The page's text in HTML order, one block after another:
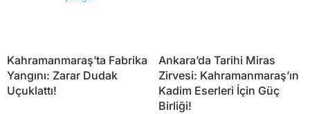
Kahramanmaraş’ta Fabrika
Yangını: Zarar Dudak
Uçuklattı!
Ankara’da Tarihi Miras
Zirvesi: Kahramanmaraş’ın
Kadim Eserleri İçin Güç
Birliği!